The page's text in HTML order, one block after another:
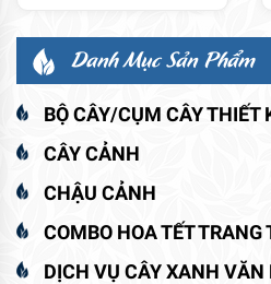
Danh Mục Sản Phẩm
BỘ CÂY/CỤM CÂY THIẾT
CÂY CẢNH
CHẬU CẢNH
COMBO HOA TẾT TRANG
DỊCH VỤ CÂY XANH VĂN